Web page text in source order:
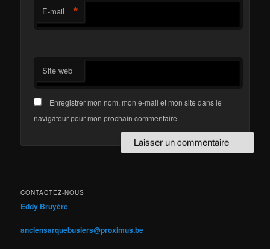
E-mail *
Site web
Enregistrer mon nom, mon e-mail et mon site dans le
navigateur pour mon prochain commentaire.
CONTACTEZ-NOUS
Eddy Bruyère
anciensarquebusiers@proximus.be